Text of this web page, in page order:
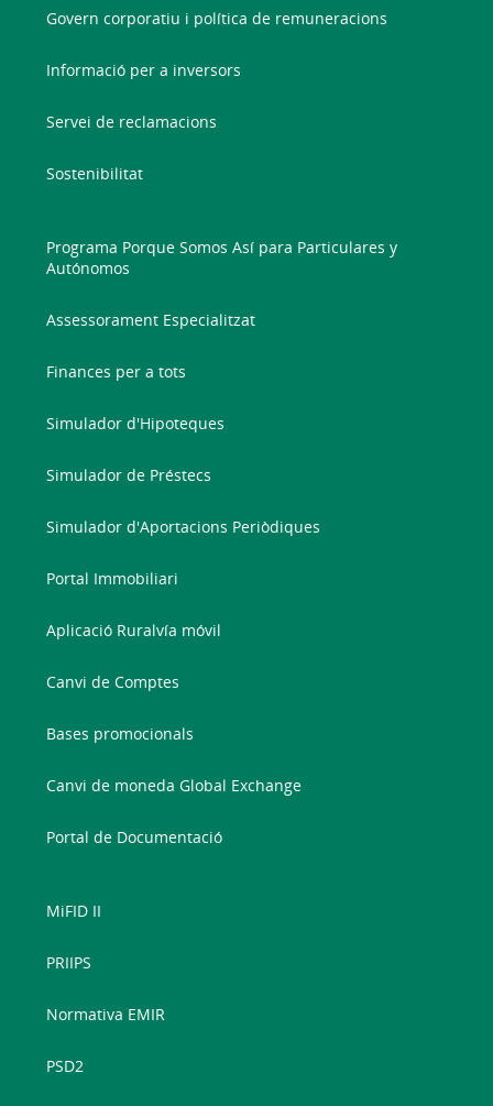
Govern corporatiu i política de remuneracions
Informació per a inversors
Servei de reclamacions
Sostenibilitat
Programa Porque Somos Así para Particulares y
Autónomos
Assessorament Especialitzat
Finances per a tots
Simulador d'Hipoteques
Simulador de Préstecs
Simulador d'Aportacions Periòdiques
Portal Immobiliari
Aplicació Ruralvía móvil
Canvi de Comptes
Bases promocionals
Canvi de moneda Global Exchange
Portal de Documentació
MiFID II
PRIIPS
Normativa EMIR
PSD2